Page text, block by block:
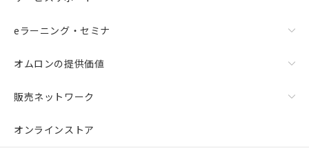
eラーニング・セミナ
オムロンの提供価値
販売ネットワーク
オンラインストア